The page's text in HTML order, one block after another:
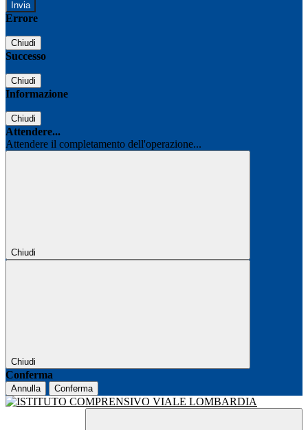
Errore
Chiudi
Successo
Chiudi
Informazione
Chiudi
Attendere...
Attendere il completamento dell'operazione...
Chiudi
Chiudi
Conferma
Annulla Conferma